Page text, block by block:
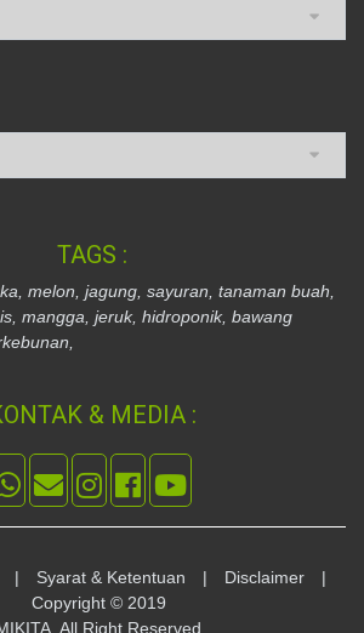
TAGS :
melon, jagung, sayuran, tanaman buah,
mangga, jeruk, hidroponik, bawang
& MEDIA :
| Syarat & Ketentuan | Disclaimer
|
Copyright © 2019
All Right Reserved